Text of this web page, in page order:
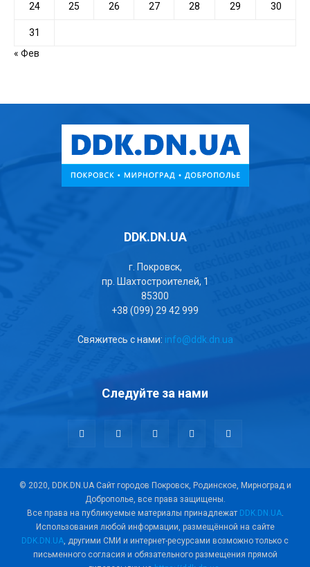
24 25 26 27 28 29 30
31
« Фев
DDK.DN.UA
г. Покровск,
пр. Шахтостроителей, 1
85300
+38 (099) 29 42 999
Свяжитесь с нами: info@ddk.dn.ua
Следуйте за нами
© 2020, DDK.DN.UA Сайт городов Покровск, Родинское, Мирноград и
Доброполье, все права защищены.
Все права на публикуемые материалы принадлежат DDK.DN.UA.
Использования любой информации, размещённой на сайте
DDK.DN.UA, другими СМИ и интернет-ресурсами возможно только с
письменного согласия и обязательного размещения прямой